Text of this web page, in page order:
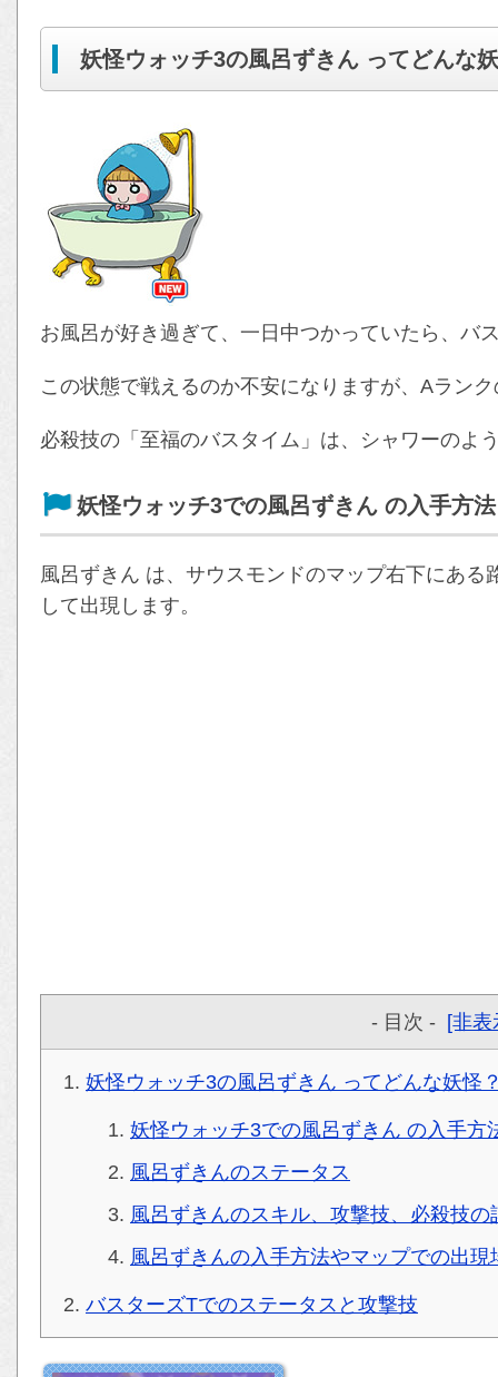
妖怪ウォッチ3の風呂ずきん ってどんな
お風呂が好き過ぎて、一日中つかっていたら、バ
この状態で戦えるのか不安になりますが、Aラン
必殺技の「至福のバスタイム」は、シャワーのよ
妖怪ウォッチ3での風呂ずきん の入手方法
風呂ずきん は、サウスモンドのマップ右下にあ
して出現します。
- 目次 - [非表
妖怪ウォッチ3の風呂ずきん ってどんな妖怪
妖怪ウォッチ3での風呂ずきん の入手方
風呂ずきんのステータス
風呂ずきんのスキル、攻撃技、必殺技の
風呂ずきんの入手方法やマップでの出現
バスターズTでのステータスと攻撃技